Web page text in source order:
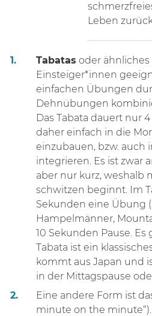
Leben
Tabatas oder
Einsteiger*innen
einfachen Übungen
Dehnübungen
Das Tabata dauert nur
daher einfach in die
einzubauen, bzw. auch
integrieren. Es ist zwar
aber nur kurz, weshalb
schwitzen beginnt. Im
Sekunden eine Übung
Hampelmänner,
10 Sekunden Pause.
Tabata ist ein
kommt aus Japan und
in der Mittagspause
Eine andere Form ist
minute on the